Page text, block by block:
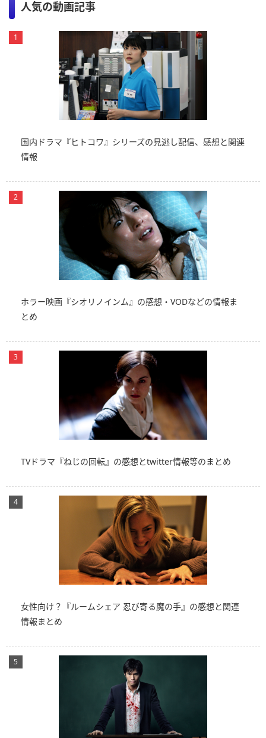
人気の動画記事
国内ドラマ『ヒトコワ』シリーズの見逃し配信、感想と関連
情報
ホラー映画『シオリノインム』の感想・VODなどの情報ま
とめ
TVドラマ『ねじの回転』の感想とtwitter情報等のまとめ
女性向け？『ルームシェア 忍び寄る魔の手』の感想と関連
情報まとめ